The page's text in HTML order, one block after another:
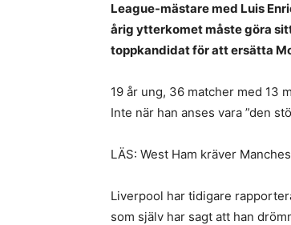
League-mästare med Luis
årig ytterkomet måste göra
toppkandidat för att ersätta
19 år ung, 36 matcher med 13
Inte när han anses vara ”den
LÄS: West Ham kräver
Liverpool har tidigare
som själv har sagt att han